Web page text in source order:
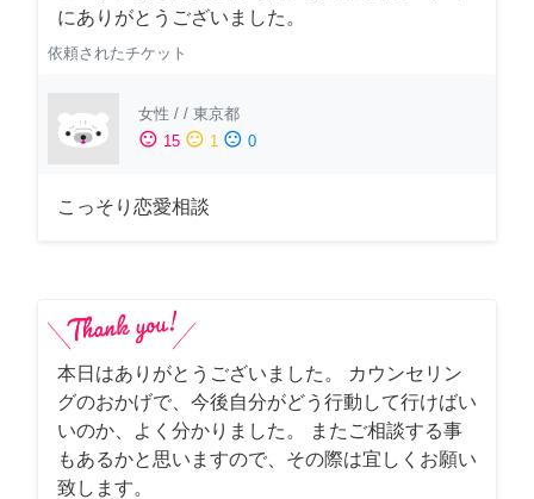
にありがとうございました。
依頼されたチケット
女性 / / 東京都
sentiment_satisfied 15 sentiment_neutral 1 sentiment_dissatisfied 0
こっそり恋愛相談
本日はありがとうございました。 カウンセリン
グのおかげで、今後自分がどう行動して行けばい
いのか、よく分かりました。 またご相談する事
もあるかと思いますので、その際は宜しくお願い
致します。